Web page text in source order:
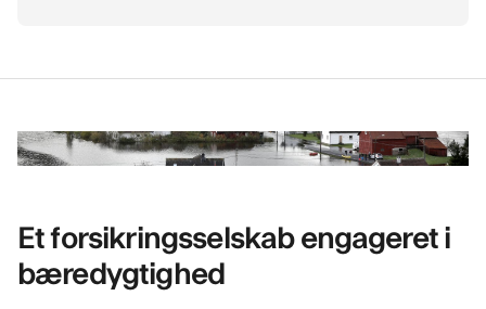
Et forsikringsselskab engageret i
bæredygtighed